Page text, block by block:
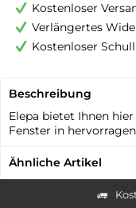
Kostenloser
Verlängertes
Kostenloser
Beschreibung
Elepa bietet Ihnen
Fenster in
Ähnliche Artikel